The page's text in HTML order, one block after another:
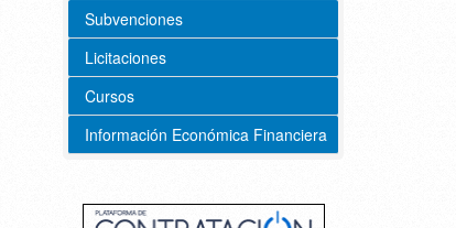
Subvenciones
Licitaciones
Cursos
Información Económica Financiera